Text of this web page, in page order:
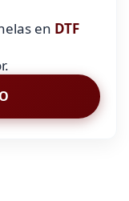
en DTF